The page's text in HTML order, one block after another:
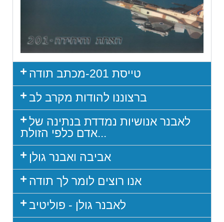
טייסת 201-מכתב תודה
ברצוננו להודות מקרב לב
לאבנר אנושיות נמדדת בנתינה של
אדם כלפי הזולת...
אביבה ואבנר גולן
אנו רוצים לומר לך תודה
לאבנר גולן - פוליטיב